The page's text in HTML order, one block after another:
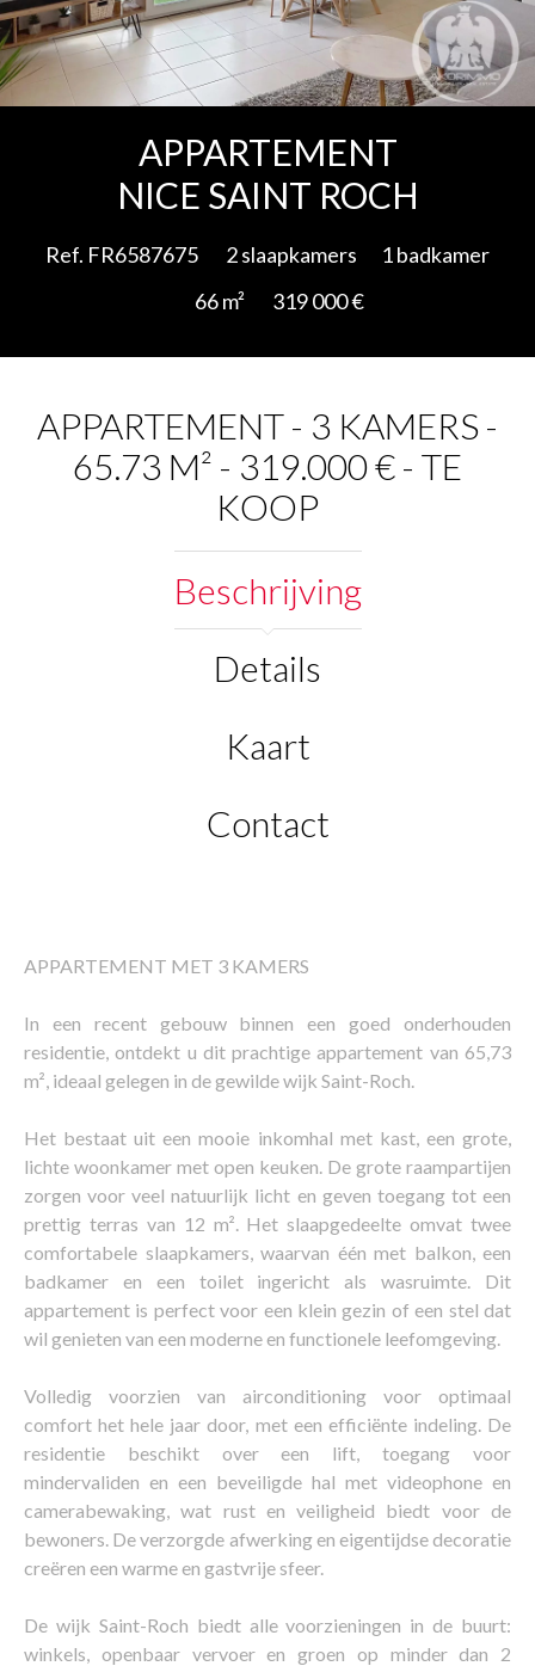
APPARTEMENT
NICE SAINT ROCH
Ref. FR6587675 2 slaapkamers
1 badkamer
66 m²
319 000 €
APPARTEMENT - 3 KAMERS -
65.73 M² - 319.000 € - TE
KOOP
Beschrijving
Details
Kaart
Contact
APPARTEMENT MET 3 KAMERS
In een recent gebouw binnen een goed onderhouden
residentie, ontdekt u dit prachtige appartement van 65,73
m², ideaal gelegen in de gewilde wijk Saint-Roch.
Het bestaat uit een mooie inkomhal met kast, een grote,
lichte woonkamer met open keuken. De grote raampartijen
zorgen voor veel natuurlijk licht en geven toegang tot een
prettig terras van 12 m². Het slaapgedeelte omvat twee
comfortabele slaapkamers, waarvan één met balkon, een
badkamer en een toilet ingericht als wasruimte. Dit
appartement is perfect voor een klein gezin of een stel dat
wil genieten van een moderne en functionele leefomgeving.
Volledig voorzien van airconditioning voor optimaal
comfort het hele jaar door, met een efficiënte indeling. De
residentie beschikt over een lift, toegang voor
mindervaliden en een beveiligde hal met videophone en
camerabewaking, wat rust en veiligheid biedt voor de
bewoners. De verzorgde afwerking en eigentijdse decoratie
creëren een warme en gastvrije sfeer.
De wijk Saint-Roch biedt alle voorzieningen in de buurt:
winkels, openbaar vervoer en groen op minder dan 2